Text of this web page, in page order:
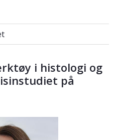
i histologi og
på